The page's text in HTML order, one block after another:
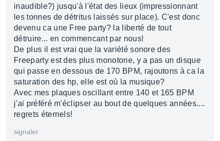
inaudible?) jusqu'à l'état des lieux (impressionnant
les tonnes de détritus laissés sur place). C'est donc
devenu ca une Free party? la liberté de tout
détruire... en commencant par nous!
De plus il est vrai que la variété sonore des
Freeparty est des plus monotone, y a pas un disque
qui passe en dessous de 170 BPM, rajoutons à ca la
saturation des hp, elle est où la musique?
Avec mes plaques oscillant entre 140 et 165 BPM
j'ai préféré m'éclipser au bout de quelques années....
regrets éternels!
signaler